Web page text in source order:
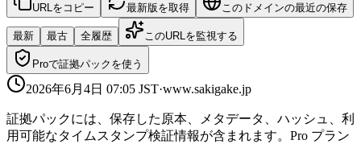
URLをコピー 最新版を取得 このドメインの最近の保存
最新 最古 全履歴 このURLを監視する
Proで証拠パックを使う
2026年6月4日 07:05 JST·www.sakigake.jp
証拠パックには、保存した原本、メタデータ、ハッシュ、利
用可能なタイムスタンプ検証情報が含まれます。Pro プラン